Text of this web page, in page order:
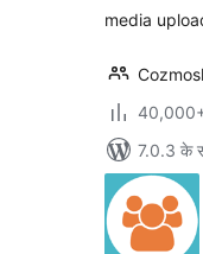
media
40,000+
7.0.3 के